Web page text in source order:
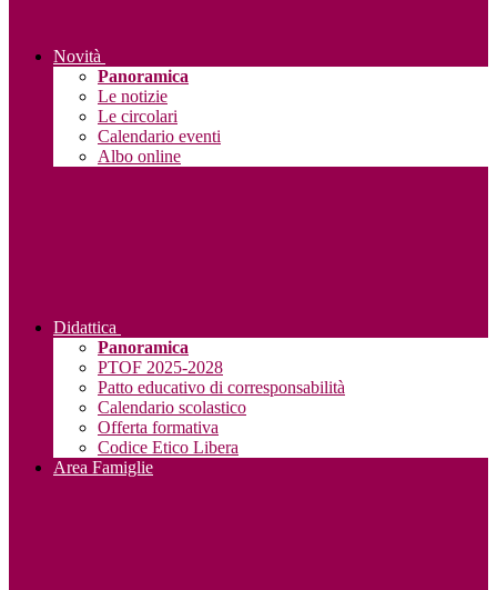
Novità
Panoramica
Le notizie
Le circolari
Calendario eventi
Albo online
Didattica
Panoramica
PTOF 2025-2028
Patto educativo di corresponsabilità
Calendario scolastico
Offerta formativa
Codice Etico Libera
Area Famiglie